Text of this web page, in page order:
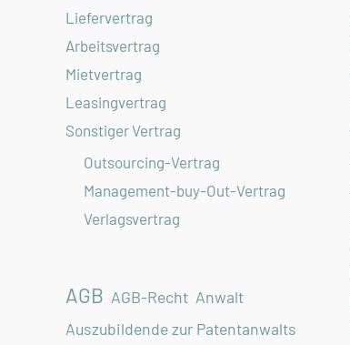
Liefervertrag
Arbeitsvertrag
Mietvertrag
Leasingvertrag
Sonstiger Vertrag
Outsourcing-Vertrag
Management-buy-Out-Vertrag
Verlagsvertrag
AGB AGB-Recht Anwalt
Auszubildende zur Patentanwalts